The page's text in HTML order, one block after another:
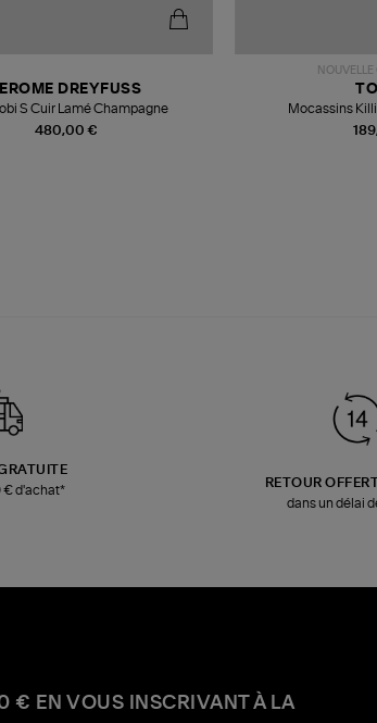
480,00 €
DREYFUSS
S Cuir Lamé Champagne
NOUVELLE
Mocassins
€ d'achat*
RETOUR
dans un délai
€ EN VOUS INSCRIVANT À LA